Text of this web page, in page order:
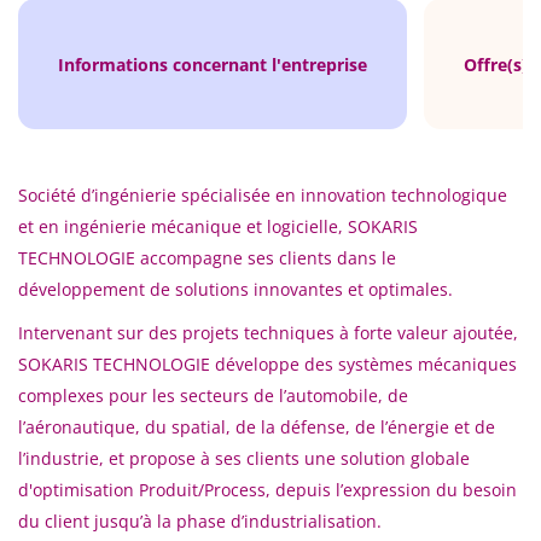
Informations concernant l'entreprise Offre(s)
Société d’ingénierie spécialisée en innovation technologique
et en ingénierie mécanique et logicielle, SOKARIS
TECHNOLOGIE accompagne ses clients dans le
développement de solutions innovantes et optimales.
Intervenant sur des projets techniques à forte valeur ajoutée,
SOKARIS TECHNOLOGIE développe des systèmes mécaniques
complexes pour les secteurs de l’automobile, de
l’aéronautique, du spatial, de la défense, de l’énergie et de
l’industrie, et propose à ses clients une solution globale
d'optimisation Produit/Process, depuis l’expression du besoin
du client jusqu’à la phase d’industrialisation.